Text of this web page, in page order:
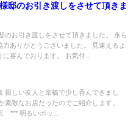
邸のお引き渡しをさせて頂きま
のお引き渡しをさせて頂きました。 永ら
力ありがとうございました。 見違えるよ
に喜んでおります。 お気付...
親しい友人と京橋で少し呑んできまし
素敵なお店だったのでご紹介します。
*** 明るいポッ...